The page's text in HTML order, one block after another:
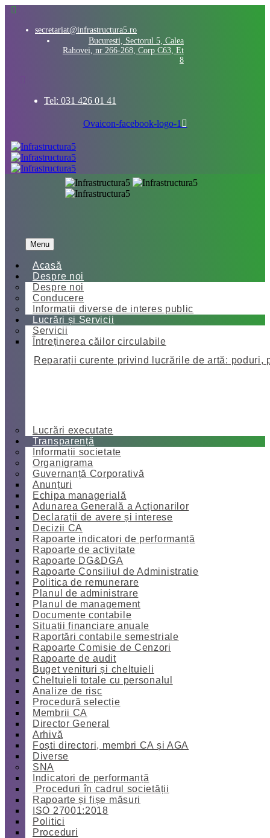
secretariat@infrastructura5.ro
Bucuresti, Sectorul 5, Calea
Rahovei, nr 266-268, Corp C63, Et
8
Tel: 031 426 01 41
Ovaicon-facebook-logo-1
Menu
Acasă
Despre noi
Despre noi
Conducere
Informații diverse de interes public
Lucrări și Servicii
Servicii
Întreținerea căilor circulabile
Reparații curente privind lucrările de artă: poduri,
Lucrări executate
Transparență
Informații societate
Organigrama
Guvernanță Corporativă
Anunțuri
Echipa managerială
Adunarea Generală a Acționarilor
Declarații de avere și interese
Decizii CA
Rapoarte indicatori de performanță
Rapoarte de activitate
Rapoarte DG&DGA
Rapoarte Consiliul de Administratie
Politica de remunerare
Planul de administrare
Planul de management
Documente contabile
Situații financiare anuale
Raportări contabile semestriale
Rapoarte Comisie de Cenzori
Rapoarte de audit
Buget venituri și cheltuieli
Cheltuieli totale cu personalul
Analize de risc
Procedură selecție
Membrii CA
Director General
Arhivă
Foști directori, membri CA și AGA
Diverse
SNA
Indicatori de performanță
Proceduri în cadrul societății
Rapoarte și fișe măsuri
ISO 27001:2018
Politici
Proceduri